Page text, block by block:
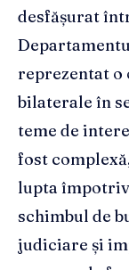
desfășurat
reprezentat
bilaterale în
teme de
fost
lupta
schimbul de
judiciare și